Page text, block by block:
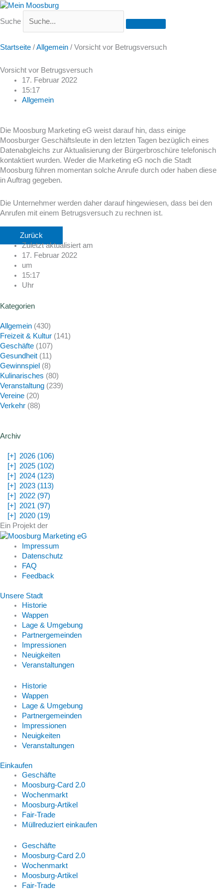
Suche
Startseite /Allgemein / Vorsicht vor Betrugsversuch
Vorsicht vor Betrugsversuch
17. Februar 2022
15:17
Allgemein
Die Moosburg Marketing eG weist darauf hin, dass einige
Moosburger Geschäftsleute in den letzten Tagen bezüglich eines
Datenabgleichs zur Aktualisierung der Bürgerbroschüre telefonisch
kontaktiert wurden. Weder die Marketing eG noch die Stadt
Moosburg führen momentan solche Anrufe durch oder haben diese
in Auftrag gegeben.
Die Unternehmer werden daher darauf hingewiesen, dass bei den
Anrufen mit einem Betrugsversuch zu rechnen ist.
Zurück
Zuletzt aktualisiert am
17. Februar 2022
um
15:17
Uhr
Kategorien
Allgemein (430)
Freizeit & Kultur (141)
Geschäfte (107)
Gesundheit (11)
Gewinnspiel (8)
Kulinarisches (80)
Veranstaltung (239)
Vereine (20)
Verkehr (88)
Archiv
[+] 2026 (106)
[+] 2025 (102)
[+] 2024 (123)
[+] 2023 (113)
[+] 2022 (97)
[+] 2021 (97)
[+] 2020 (19)
Ein Projekt der
Impressum
Datenschutz
FAQ
Feedback
Unsere Stadt
Historie
Wappen
Lage & Umgebung
Partnergemeinden
Impressionen
Neuigkeiten
Veranstaltungen
Historie
Wappen
Lage & Umgebung
Partnergemeinden
Impressionen
Neuigkeiten
Veranstaltungen
Einkaufen
Geschäfte
Moosburg-Card 2.0
Wochenmarkt
Moosburg-Artikel
Fair-Trade
Müllreduziert einkaufen
Geschäfte
Moosburg-Card 2.0
Wochenmarkt
Moosburg-Artikel
Fair-Trade